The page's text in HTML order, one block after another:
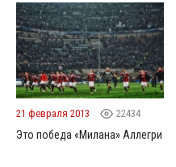
21 февраля 2013 22434
Это победа «Милана» Аллегри